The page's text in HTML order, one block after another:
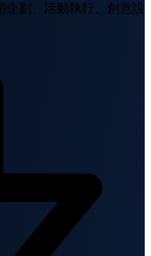
企劃、活動執行、創意設